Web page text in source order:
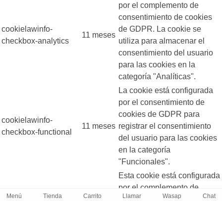
cookielawinfo-
checkbox-analytics
11 meses
por el complemento de
consentimiento de cookies
de GDPR. La cookie se
utiliza para almacenar el
consentimiento del usuario
para las cookies en la
categoría "Analíticas".
cookielawinfo-
checkbox-functional
11 meses
La cookie está configurada
por el consentimiento de
cookies de GDPR para
registrar el consentimiento
del usuario para las cookies
en la categoría
"Funcionales".
Esta cookie está configurada
por el complemento de
consentimiento de cookies
Menú Tienda Carrito Llamar Wasap Chat